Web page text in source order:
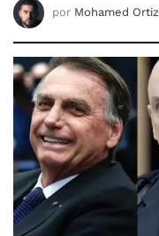
por Mohamed Ortiz